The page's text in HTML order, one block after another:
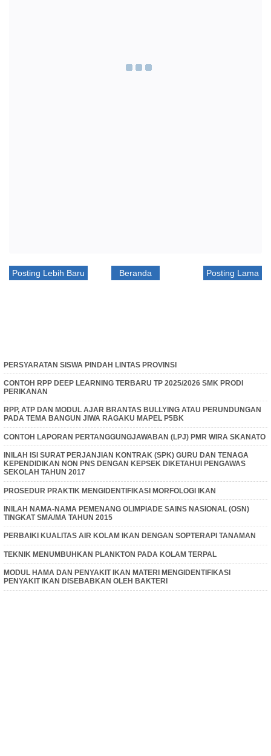
Posting Lebih Baru Posting Lama
Beranda
PERSYARATAN SISWA PINDAH LINTAS PROVINSI
CONTOH RPP DEEP LEARNING TERBARU TP 2025/2026 SMK PRODI
PERIKANAN
RPP, ATP DAN MODUL AJAR BRANTAS BULLYING ATAU PERUNDUNGAN
PADA TEMA BANGUN JIWA RAGAKU MAPEL P5BK
CONTOH LAPORAN PERTANGGUNGJAWABAN (LPJ) PMR WIRA SKANATO
INILAH ISI SURAT PERJANJIAN KONTRAK (SPK) GURU DAN TENAGA
KEPENDIDIKAN NON PNS DENGAN KEPSEK DIKETAHUI PENGAWAS
SEKOLAH TAHUN 2017
PROSEDUR PRAKTIK MENGIDENTIFIKASI MORFOLOGI IKAN
INILAH NAMA-NAMA PEMENANG OLIMPIADE SAINS NASIONAL (OSN)
TINGKAT SMA/MA TAHUN 2015
PERBAIKI KUALITAS AIR KOLAM IKAN DENGAN SOPTERAPI TANAMAN
TEKNIK MENUMBUHKAN PLANKTON PADA KOLAM TERPAL
MODUL HAMA DAN PENYAKIT IKAN MATERI MENGIDENTIFIKASI
PENYAKIT IKAN DISEBABKAN OLEH BAKTERI